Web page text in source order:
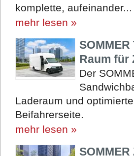
komplette, aufeinander...
mehr lesen »
Raum für
Der
Laderaum und
Beifahrerseite.
mehr lesen »